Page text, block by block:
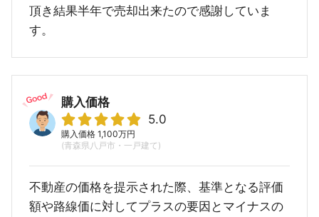
頂き結果半年で売却出来たので感謝していま
す。
購入価格
5.0
購入価格 1,100万円
(青森県八戸市・一戸建て)
不動産の価格を提示された際、基準となる評価
額や路線価に対してプラスの要因とマイナスの